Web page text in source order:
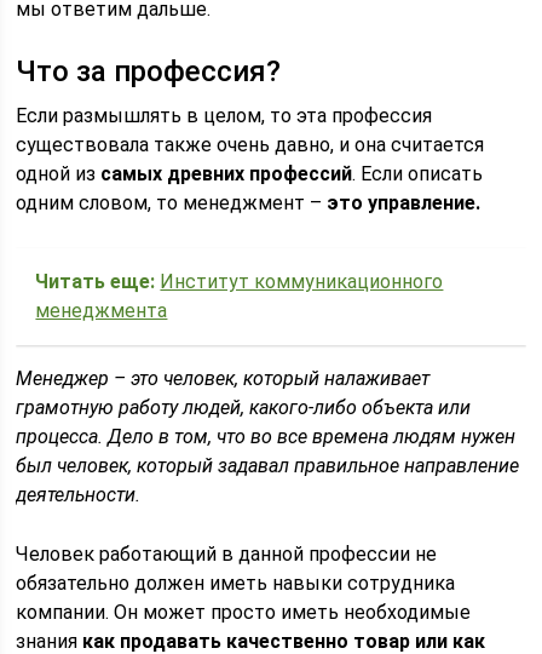
мы ответим дальше.
Что за профессия?
Если размышлять в целом, то эта профессия
существовала также очень давно, и она считается
одной из самых древних профессий. Если описать
одним словом, то менеджмент – это управление.
Читать еще: Институт коммуникационного
менеджмента
Менеджер – это человек, который налаживает
грамотную работу людей, какого-либо объекта или
процесса. Дело в том, что во все времена людям нужен
был человек, который задавал правильное направление
деятельности.
Человек работающий в данной профессии не
обязательно должен иметь навыки сотрудника
компании. Он может просто иметь необходимые
знания как продавать качественно товар или как